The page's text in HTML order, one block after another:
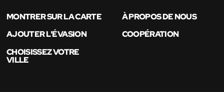
MONTRER SUR LA CARTE
À PROPOS DE NOUS
AJOUTER L'ÉVASION
COOPÉRATION
CHOISISSEZ VOTRE
VILLE